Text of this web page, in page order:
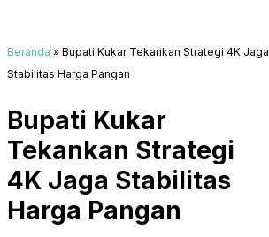
Beranda » Bupati Kukar Tekankan Strategi 4K Jaga
Stabilitas Harga Pangan
Bupati Kukar
Tekankan Strategi
4K Jaga Stabilitas
Harga Pangan